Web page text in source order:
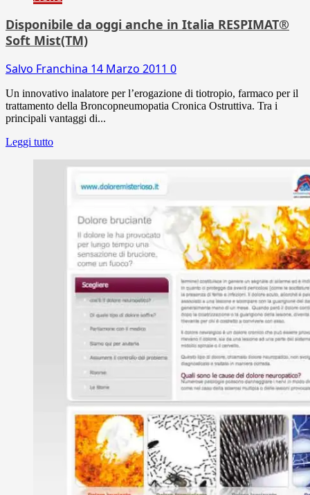
Disponibile da oggi anche in Italia RESPIMAT®
Soft Mist(TM)
Salvo Franchina 14 Marzo 2011 0
Un innovativo inalatore per l’erogazione di tiotropio, farmaco per il
trattamento della Broncopneumopatia Cronica Ostruttiva. Tra i
principali vantaggi di...
Leggi tutto